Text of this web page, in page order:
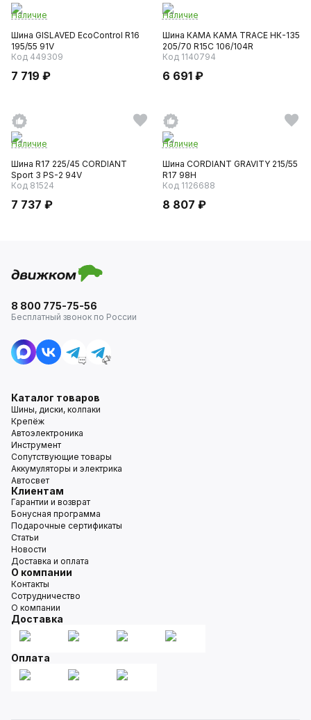
Наличие
Шина GISLAVED EcoControl R16
195/55 91V
Код 449309
7 719 ₽
Наличие
Шина КАМА КАМА TRACE НК-135
205/70 R15C 106/104R
Код 1140794
6 691 ₽
Наличие
Шина R17 225/45 CORDIANT
Sport 3 PS-2 94V
Код 81524
7 737 ₽
Наличие
Шина CORDIANT GRAVITY 215/55
R17 98H
Код 1126688
8 807 ₽
8 800 775-75-56
Бесплатный звонок по России
Каталог товаров
Шины, диски, колпаки
Крепёж
Автоэлектроника
Инструмент
Сопутствующие товары
Аккумуляторы и электрика
Автосвет
Клиентам
Гарантии и возврат
Бонусная программа
Подарочные сертификаты
Статьи
Новости
Доставка и оплата
О компании
Контакты
Сотрудничество
О компании
Доставка
Оплата